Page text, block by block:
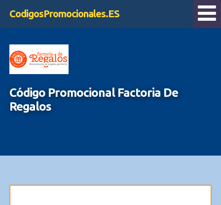
CodigosPromocionales.ES
Código Promocional Factoria De
Regalos